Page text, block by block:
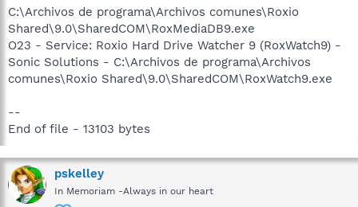
C:\Archivos de programa\Archivos comunes\Roxio
Shared\9.0\SharedCOM\RoxMediaDB9.exe
O23 - Service: Roxio Hard Drive Watcher 9 (RoxWatch9) -
Sonic Solutions - C:\Archivos de programa\Archivos
comunes\Roxio Shared\9.0\SharedCOM\RoxWatch9.exe
--
End of file - 13103 bytes
pskelley
In Memoriam -Always in our heart